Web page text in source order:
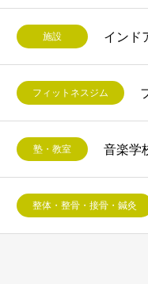
施設 インド
フィットネスジム
塾・教室 音楽学
整体・整骨・接骨・鍼灸